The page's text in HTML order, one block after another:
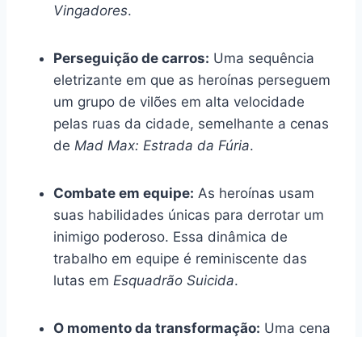
Vingadores.
Perseguição de carros: Uma sequência
eletrizante em que as heroínas perseguem
um grupo de vilões em alta velocidade
pelas ruas da cidade, semelhante a cenas
de Mad Max: Estrada da Fúria.
Combate em equipe: As heroínas usam
suas habilidades únicas para derrotar um
inimigo poderoso. Essa dinâmica de
trabalho em equipe é reminiscente das
lutas em Esquadrão Suicida.
O momento da transformação: Uma cena